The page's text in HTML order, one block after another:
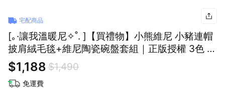
宅配商品
[｡·讓我溫暖尼✧˚. ]【買禮物】小熊維尼 小豬連帽
披肩絨毛毯+維尼陶瓷碗盤套組｜正版授權 3色 萬
$1,188 $1,490
免運費